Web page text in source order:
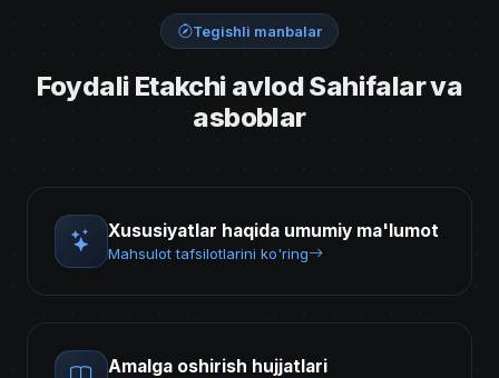
Tegishli manbalar
Foydali Etakchi avlod Sahifalar va
asboblar
Xususiyatlar haqida umumiy ma'lumot
Mahsulot tafsilotlarini ko'ring
Amalga oshirish hujjatlari